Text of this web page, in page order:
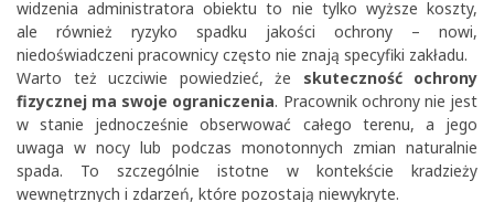
widzenia administratora obiektu to nie tylko wyższe koszty,
ale również ryzyko spadku jakości ochrony – nowi,
niedoświadczeni pracownicy często nie znają specyfiki zakładu.
Warto też uczciwie powiedzieć, że skuteczność ochrony
fizycznej ma swoje ograniczenia. Pracownik ochrony nie jest
w stanie jednocześnie obserwować całego terenu, a jego
uwaga w nocy lub podczas monotonnych zmian naturalnie
spada. To szczególnie istotne w kontekście kradzieży
wewnętrznych i zdarzeń, które pozostają niewykryte.